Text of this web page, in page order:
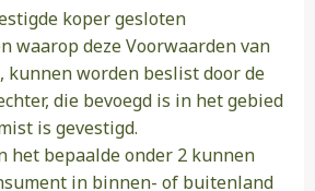
koper gesloten
waarop deze Voorwaarden van
kunnen worden beslist door de
die bevoegd is in het gebied
is gevestigd.
het bepaalde onder 2 kunnen
in binnen- of buitenland